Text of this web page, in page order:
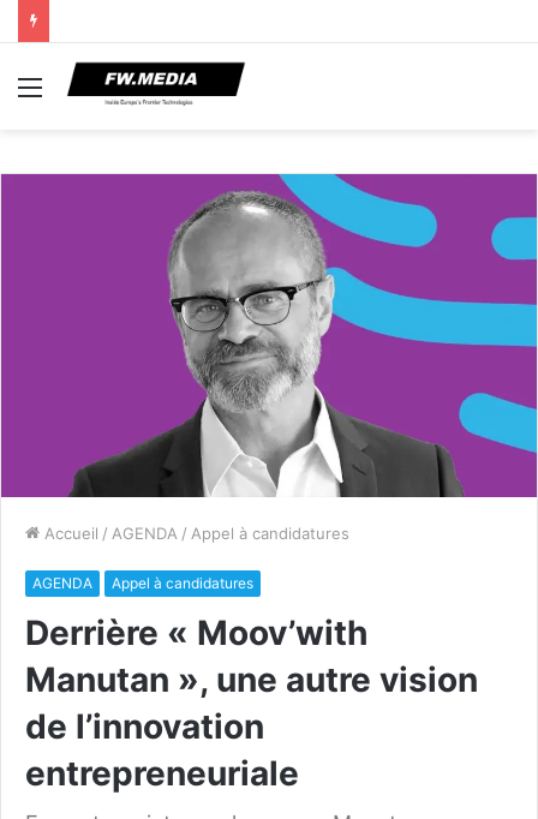
Menu
Accueil / AGENDA / Appel à candidatures
AGENDA Appel à candidatures
Derrière « Moov’with
Manutan », une autre vision
de l’innovation
entrepreneuriale